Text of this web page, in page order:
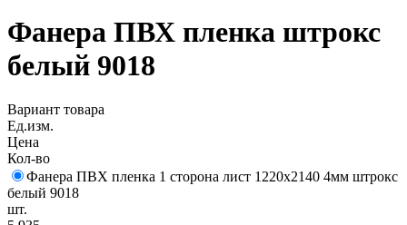
Фанера ПВХ пленка штрокс
белый 9018
Вариант товара
Ед.изм.
Цена
Кол-во
Фанера ПВХ пленка 1 сторона лист 1220х2140 4мм штрокс
белый 9018
шт.